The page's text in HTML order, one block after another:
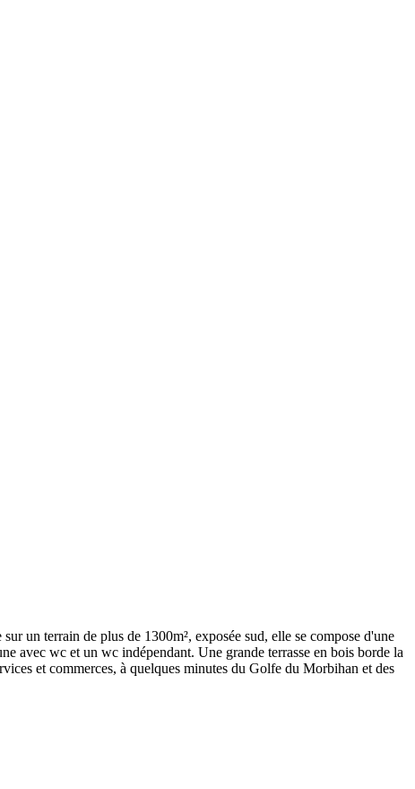
un terrain de plus de 1300m², exposée sud, elle se compose d'une
avec wc et un wc indépendant. Une grande terrasse en bois borde la
et commerces, à quelques minutes du Golfe du Morbihan et des